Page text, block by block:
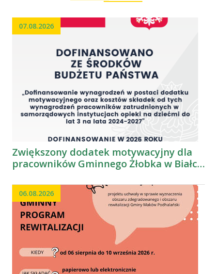
07.08.2026
Zwiększony dodatek motywacyjny dla
pracowników Gminnego Żłobka w Białce
06.08.2026